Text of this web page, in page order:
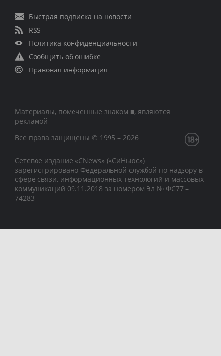
Быстрая подписка на новости
RSS
Политика конфиденциальности
Сообщить об ошибке
Правовая информация
Материалы, помеченные знаком ■, являются
рекламой
Все права защищены © 1995 – 2026
Сетевое издание «CNews» («СиНьюс»)
зарегистрировано Федеральной службой по надзору в
сфере связи, информационных технологий и массовых
коммуникаций 09.11.2018 за номером Эл № ФС77 –
74283